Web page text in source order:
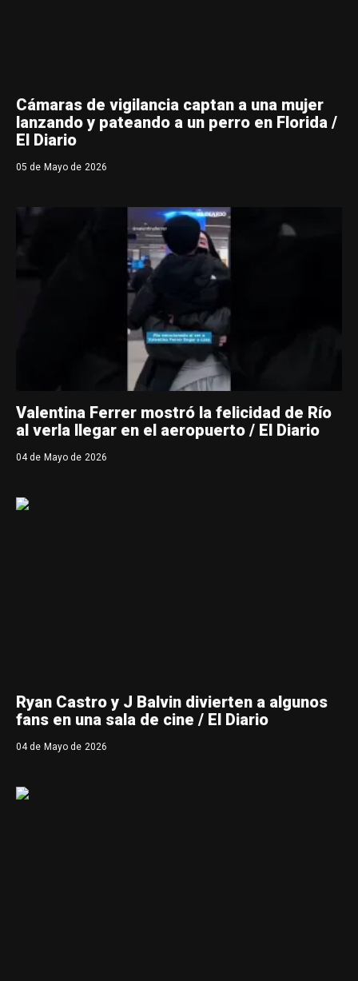
Cámaras de vigilancia captan a una mujer
lanzando y pateando a un perro en Florida /
El Diario
05 de Mayo de 2026
Valentina Ferrer mostró la felicidad de Río
al verla llegar en el aeropuerto / El Diario
04 de Mayo de 2026
Ryan Castro y J Balvin divierten a algunos
fans en una sala de cine / El Diario
04 de Mayo de 2026